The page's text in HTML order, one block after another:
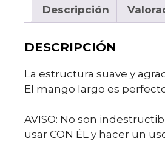
Descripción
DESCRIPCIÓN
La estructura suave y
El mango largo es
AVISO: No son
usar CON ÉL y hacer un